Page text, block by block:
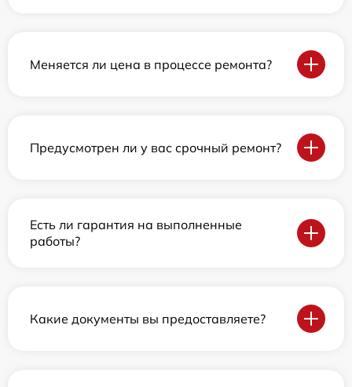
Меняется ли цена в процессе ремонта?
Предусмотрен ли у вас срочный ремонт?
Есть ли гарантия на выполненные
работы?
Какие документы вы предоставляете?